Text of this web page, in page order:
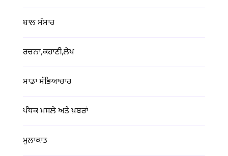
ਬਾਲ ਸੰਸਾਰ
ਰਚਨਾ,ਕਹਾਣੀ,ਲੇਖ
ਸਾਡਾ ਸੱਭਿਆਚਾਰ
ਪੰਥਕ ਮਸਲੇ ਅਤੇ ਖ਼ਬਰਾਂ
ਮੁਲਾਕਾਤ